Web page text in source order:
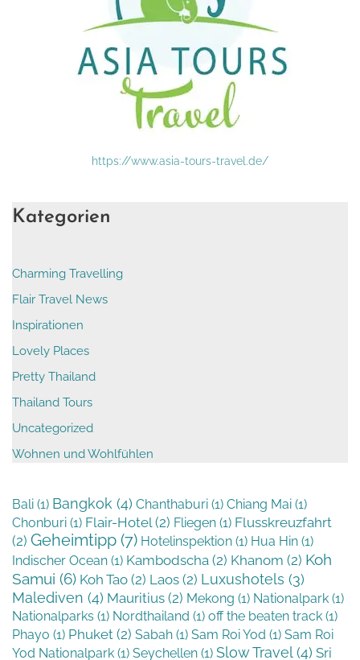
https://www.asia-tours-travel.de/
Kategorien
Charming Travelling
Flair Travel News
Inspirationen
Lovely Places
Pretty Thailand
Thailand Tours
Uncategorized
Wohnen und Wohlfühlen
Bali (1) Bangkok (4) Chanthaburi (1) Chiang Mai (1)
Chonburi (1) Flair-Hotel(2) Fliegen (1) Flusskreuzfahrt
(2) Geheimtipp (7) Hotelinspektion (1) Hua Hin (1)
Indischer Ocean (1) Kambodscha (2) Khanom (2) Koh
Samui (6) Koh Tao (2) Laos (2) Luxushotels (3)
Malediven (4) Mauritius (2) Mekong (1) Nationalpark (1)
Nationalparks (1) Nordthailand (1) off the beaten track (1)
Phayo (1) Phuket (2) Sabah (1) Sam Roi Yod (1) Sam Roi
Yod Nationalpark (1) Seychellen (1) Slow Travel(4) Sri